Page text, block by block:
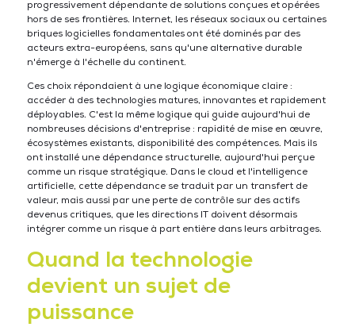
progressivement dépendante de solutions conçues et opérées
hors de ses frontières. Internet, les réseaux sociaux ou certaines
briques logicielles fondamentales ont été dominés par des
acteurs extra-européens, sans qu'une alternative durable
n'émerge à l'échelle du continent.
Ces choix répondaient à une logique économique claire :
accéder à des technologies matures, innovantes et rapidement
déployables. C'est la même logique qui guide aujourd'hui de
nombreuses décisions d'entreprise : rapidité de mise en œuvre,
écosystèmes existants, disponibilité des compétences. Mais ils
ont installé une dépendance structurelle, aujourd'hui perçue
comme un risque stratégique. Dans le cloud et l'intelligence
artificielle, cette dépendance se traduit par un transfert de
valeur, mais aussi par une perte de contrôle sur des actifs
devenus critiques, que les directions IT doivent désormais
intégrer comme un risque à part entière dans leurs arbitrages.
Quand la technologie
devient un sujet de
puissance